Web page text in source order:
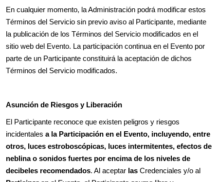
En cualquier momento, la Administración podrá modificar estos
Términos del Servicio sin previo aviso al Participante, mediante
la publicación de los Términos del Servicio modificados en el
sitio web del Evento. La participación continua en el Evento por
parte de un Participante constituirá la aceptación de dichos
Términos del Servicio modificados.
Asunción de Riesgos y Liberación
El Participante reconoce que existen peligros y riesgos
incidentales a la Participación en el Evento, incluyendo, entre
otros, luces estroboscópicas, luces intermitentes, efectos de
neblina o sonidos fuertes por encima de los niveles de
decibeles recomendados. Al aceptar las Credenciales y/o al